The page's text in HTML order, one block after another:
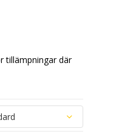
tillämpningar där